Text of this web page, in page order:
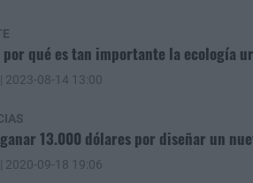
por qué es tan importante la ecología
| 2023-08-14 13:00
13.000 dólares por diseñar un
| 2020-09-18 19:06